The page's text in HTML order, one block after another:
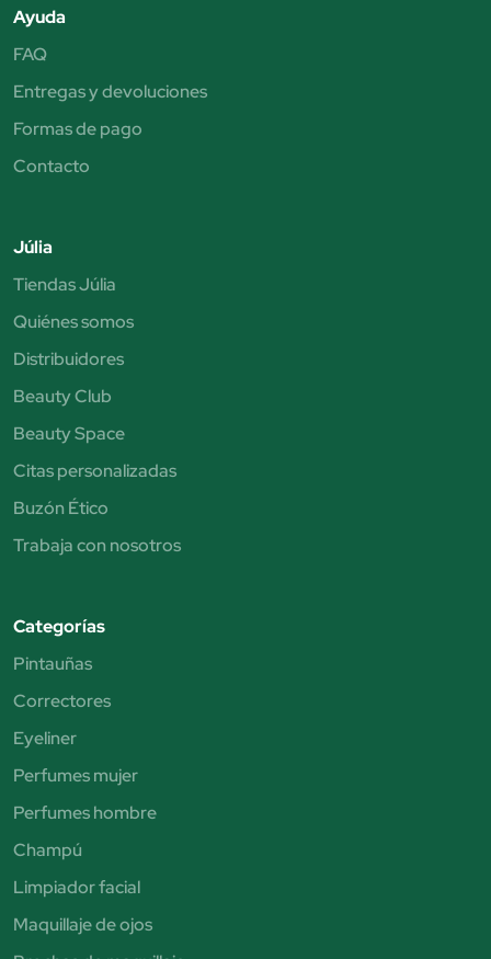
Ayuda
FAQ
Entregas y devoluciones
Formas de pago
Contacto
Júlia
Tiendas Júlia
Quiénes somos
Distribuidores
Beauty Club
Beauty Space
Citas personalizadas
Buzón Ético
Trabaja con nosotros
Categorías
Pintauñas
Correctores
Eyeliner
Perfumes mujer
Perfumes hombre
Champú
Limpiador facial
Maquillaje de ojos